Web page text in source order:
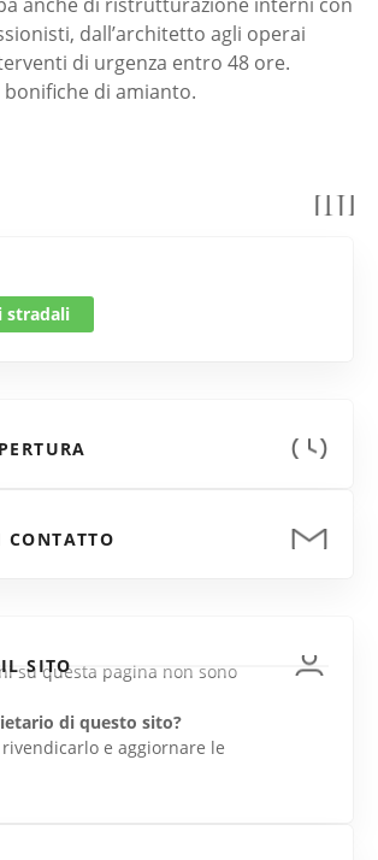
dall’architetto agli operai
di urgenza entro 48 ore.
di amianto.
stradali
SITO
su questa pagina non sono
di questo sito?
e aggiornare le